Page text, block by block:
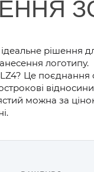
логотипу.
Це поєднання
можна за